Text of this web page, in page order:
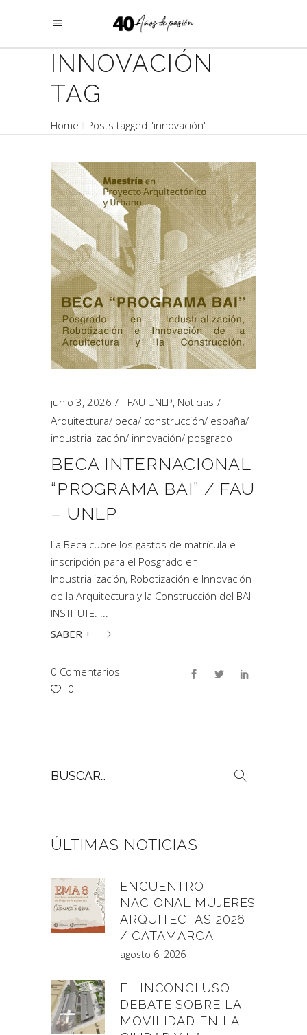
INNOVACIÓN
TAG
Home Posts tagged "innovación"
junio 3, 2026 FAU UNLP, Noticias
Arquitectura/ beca/ construcción/ españa/
industrialización/ innovación/ posgrado
BECA INTERNACIONAL
“PROGRAMA BAI” / FAU
– UNLP
La Beca cubre los gastos de matrícula e
inscripción para el Posgrado en
Industrialización, Robotización e Innovación
de la Arquitectura y la Construcción del BAI
INSTITUTE.
SABER +
0 Comentarios
0
por:
ÚLTIMAS NOTICIAS
ENCUENTRO
NACIONAL MUJERES
ARQUITECTAS 2026
/ CATAMARCA
agosto 6, 2026
EL INCONCLUSO
DEBATE SOBRE LA
MOVILIDAD EN LA